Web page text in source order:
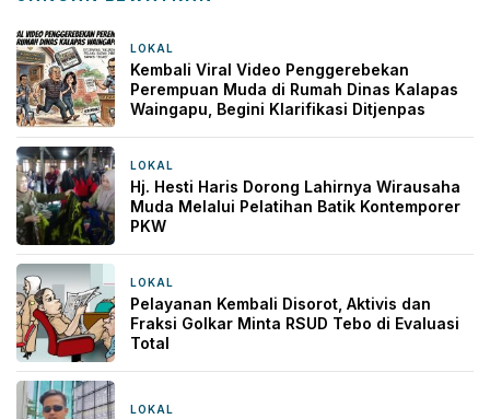
LOKAL
Kembali Viral Video Penggerebekan
Perempuan Muda di Rumah Dinas Kalapas
Waingapu, Begini Klarifikasi Ditjenpas
LOKAL
Hj. Hesti Haris Dorong Lahirnya Wirausaha
Muda Melalui Pelatihan Batik Kontemporer
PKW
LOKAL
Pelayanan Kembali Disorot, Aktivis dan
Fraksi Golkar Minta RSUD Tebo di Evaluasi
Total
LOKAL